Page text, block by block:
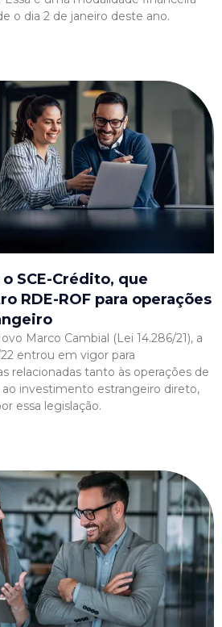
o dia 2 de janeiro deste ano.
SCE-Crédito, que
RDE-ROF para operações
Marco Cambial (Lei 14.286/21), a
entrou em vigor para
relacionadas tanto às operações de
investimento estrangeiro direto,
essa legislação.